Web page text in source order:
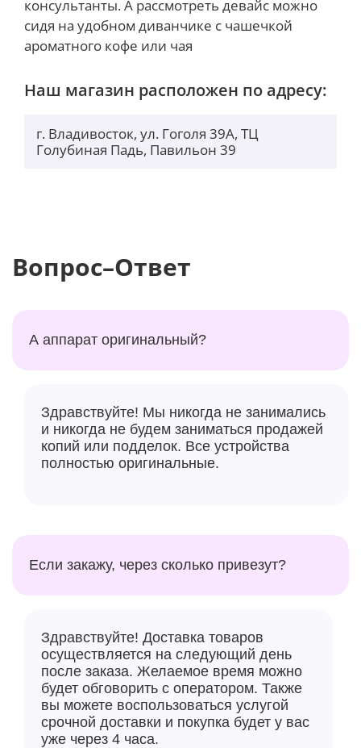
консультанты. А рассмотреть девайс можно
сидя на удобном диванчике с чашечкой
ароматного кофе или чая
Наш магазин расположен по адресу:
г. Владивосток, ул. Гоголя 39А, ТЦ
Голубиная Падь, Павильон 39
Вопрос–Ответ
А аппарат оригинальный?
Здравствуйте! Мы никогда не занимались
и никогда не будем заниматься продажей
копий или подделок. Все устройства
полностью оригинальные.
Если закажу, через сколько привезут?
Здравствуйте! Доставка товаров
осуществляется на следующий день
после заказа. Желаемое время можно
будет обговорить с оператором. Также
вы можете воспользоваться услугой
срочной доставки и покупка будет у вас
уже через 4 часа.